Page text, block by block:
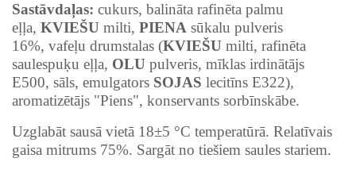
Sastāvdaļas: cukurs, balināta rafinēta palmu
eļļa, KVIEŠU milti, PIENA sūkalu pulveris
16%, vafeļu drumstalas (KVIEŠU milti, rafinēta
saulespuķu eļļa, OLU pulveris, mīklas irdinātājs
E500, sāls, emulgators SOJAS lecitīns E322),
aromatizētājs "Piens", konservants sorbīnskābe.
Uzglabāt sausā vietā 18±5 °C temperatūrā. Relatīvais
gaisa mitrums 75%. Sargāt no tiešiem saules stariem.